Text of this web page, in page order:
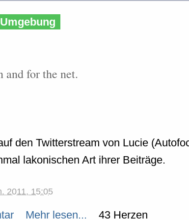
for the net.
den Twitterstream von Lucie
lakonischen Art ihrer Beiträge.
2011, 15:05
Mehr lesen... 43 Herzen